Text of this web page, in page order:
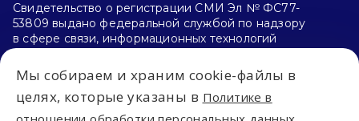
Свидетельство о регистрации СМИ Эл № ФС77-
53809 выдано федеральной службой по надзору
в сфере связи, информационных технологий
и массовых коммуникаций (Роскомнадзор)
26.04.2013 г.
Политика конфиденциальности
Мы собираем и храним cookie-файлы в
целях, которые указаны в Политике в